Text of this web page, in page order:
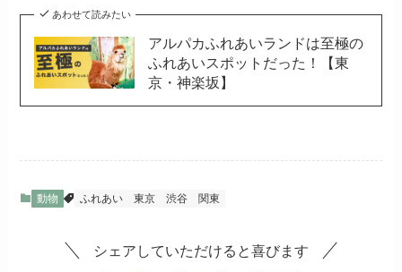
あわせて読みたい
アルパカふれあいランドは至極の
ふれあいスポットだった！【東
京・神楽坂】
動物 ふれあい 東京 渋谷 関東
シェアしていただけると喜びます